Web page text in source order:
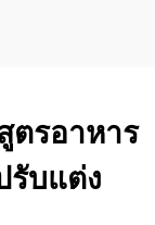
ตรอาหาร
รับแต่ง